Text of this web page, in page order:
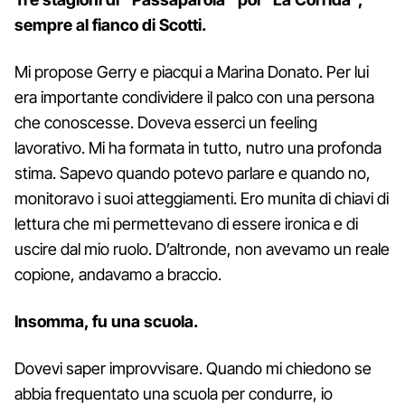
sempre al fianco di Scotti.
Mi propose Gerry e piacqui a Marina Donato. Per lui
era importante condividere il palco con una persona
che conoscesse. Doveva esserci un feeling
lavorativo. Mi ha formata in tutto, nutro una profonda
stima. Sapevo quando potevo parlare e quando no,
monitoravo i suoi atteggiamenti. Ero munita di chiavi di
lettura che mi permettevano di essere ironica e di
uscire dal mio ruolo. D’altronde, non avevamo un reale
copione, andavamo a braccio.
Insomma, fu una scuola.
Dovevi saper improvvisare. Quando mi chiedono se
abbia frequentato una scuola per condurre, io